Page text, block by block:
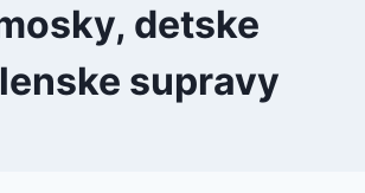
detske
supravy